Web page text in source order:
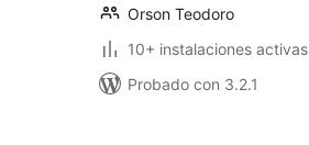
Orson Teodoro
10+ instalaciones activas
Probado con 3.2.1